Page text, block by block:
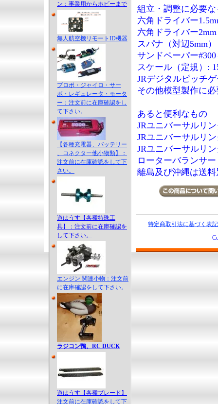
ン：事業用からホビーまで
無人航空機リモートID機器
プロポ・ジャイロ・サー
ボ・レギュレータ・モータ
ー：注文前に在庫確認をし
て下さい。
【各種充電器、バッテリー
、コネクター他小物類】：
注文前に在庫確認をして下
さい。
遊はうす【各種特殊工
具】：注文前に在庫確認を
して下さい。
エンジン 関連小物：注文前
に在庫確認をして下さい。
ラジコン鴨、RC DUCK
遊はうす【各種ブレード】
注文前に在庫確認をして下
組立・調整に必要な
六角ドライバー
六角ドライバー2mm
スパナ（対辺5mm）
サンドペーパー#300
スケール（定規）:
JRデジタルピッチ
その他模型製作に
あると便利なもの
JRユニバーサルリ
JRユニバーサルリ
JRユニバーサルリ
ローターバランサー
離島及び沖縄は送
特定商取引法に基づく表記